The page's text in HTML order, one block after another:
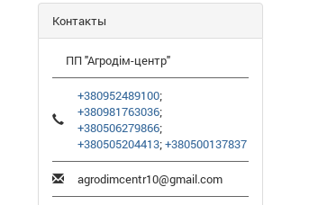
Контакты
ПП "Агродім-центр"
+380952489100;
+380981763036;
+380506279866;
+380505204413;+380500137837
agrodimcentr10@gmail.com